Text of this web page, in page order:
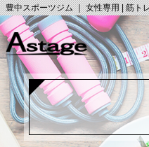
豊中スポーツジム ｜ 女性専用 | 筋ト